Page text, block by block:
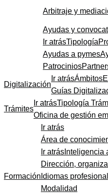
Arbitraje y
Ayudas y
Ir atrásTipología
Ayudas a pymes
Patrocinios
Digitalización
Ir atrásÁmbitos
Guías
Trámites
Ir atrásTipología
Oficina de gestión
Formación
Ir atrás
Área de
Ir atrás Inteligencia
Dirección,
Idiomas
Modalidad